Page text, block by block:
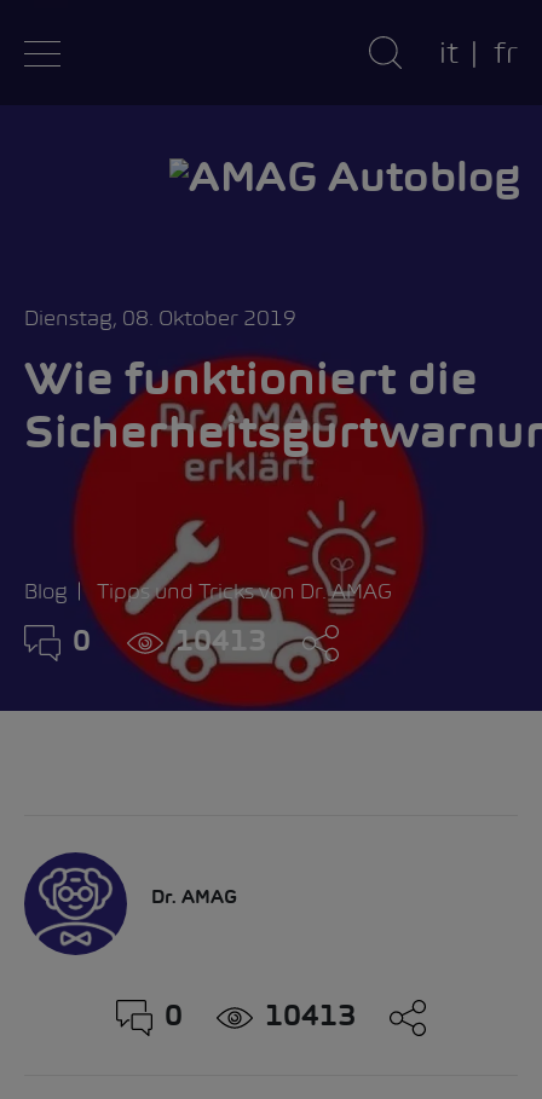
it fr
Dienstag, 08. Oktober 2019
Wie funktioniert die
Blog Tipps und Tricks von Dr. AMAG
0 10413
Dr. AMAG
0 10413